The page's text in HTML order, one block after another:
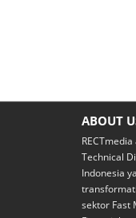
ABOUT
Technical
Indonesia
sektor Fast